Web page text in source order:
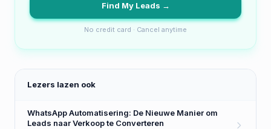
Find My Leads →
No credit card · Cancel anytime
Lezers lazen ook
WhatsApp Automatisering: De Nieuwe Manier om
Leads naar Verkoop te Converteren